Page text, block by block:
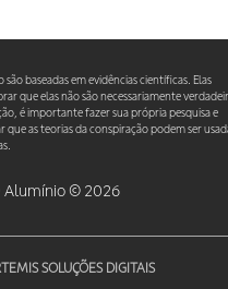
baseadas em evidências científicas. Elas
que elas não são necessariamente
é importante fazer sua própria pesquisa e
as teorias da conspiração podem ser
Alumínio© 2026
SOLUÇÕES DIGITAIS